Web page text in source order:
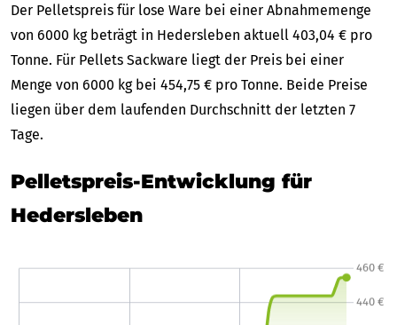
Der Pelletspreis für lose Ware bei einer Abnahmemenge
von 6000 kg beträgt in Hedersleben aktuell 403,04 € pro
Tonne. Für Pellets Sackware liegt der Preis bei einer
Menge von 6000 kg bei 454,75 € pro Tonne. Beide Preise
liegen über dem laufenden Durchschnitt der letzten 7
Tage.
Pelletspreis-Entwicklung für
Hedersleben